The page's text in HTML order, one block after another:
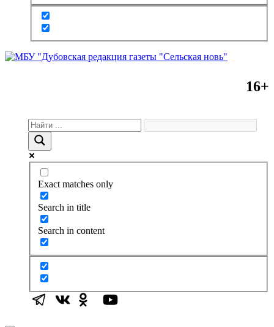
16+
Exact matches only
Search in title
Search in content